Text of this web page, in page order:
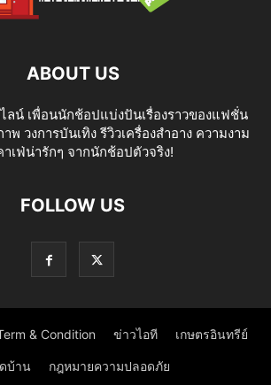
ABOUT US
น์ เพื่อนนักช้อปแบ่งปันเรื่องราวของแฟชั่น
วงการบันเทิง รีวิวเครื่องสำอาง ความงาม
าเฟ่น่ารักๆ จากนักช้อปตัวจริง!
FOLLOW US
& Condition ข่าวไอที เกษตรอินทรีย์
บ้าน กฎหมายความปลอดภัย